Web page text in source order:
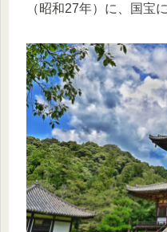
（昭和27年）に、国宝